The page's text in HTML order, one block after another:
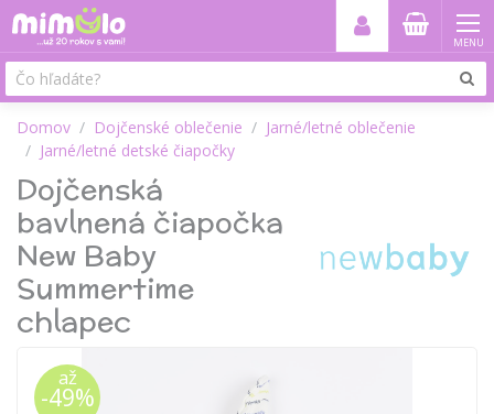
MENU
Domov Dojčenské oblečenie
Jarné/letné oblečenie
Jarné/letné detské čiapočky
Dojčenská
bavlnená čiapočka
New Baby
Summertime
chlapec
až
-49%